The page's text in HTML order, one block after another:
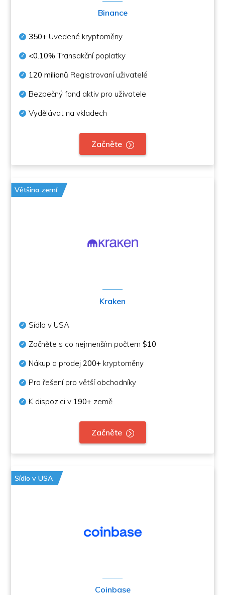
Binance
350+ Uvedené kryptoměny
<0.10% Transakční poplatky
120 milionů Registrovaní uživatelé
Bezpečný fond aktiv pro uživatele
Vydělávat na vkladech
Začněte
Většina zemí
Kraken
Sídlo v USA
Začněte s co nejmenším počtem$10
Nákup a prodej200+ kryptoměny
Pro řešení pro větší obchodníky
K dispozici v 190+ země
Začněte
Sídlo v USA
Coinbase